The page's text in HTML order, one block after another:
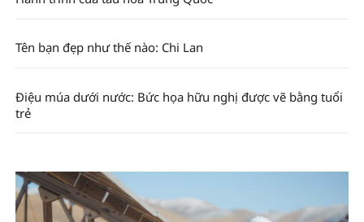
Tên bạn đẹp như thế nào: Chi Lan
Điệu múa dưới nước: Bức họa hữu nghị được vẽ bằng tuổi
trẻ